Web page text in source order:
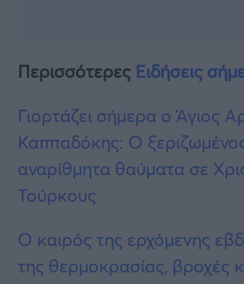
Περισσότερες Ειδήσεις
Γιορτάζει σήμερα ο Άγιος
Καππαδόκης: Ο
αναρίθμητα θαύματα σε
Τούρκους
Ο καιρός της ερχόμενης
της θερμοκρασίας, βροχές